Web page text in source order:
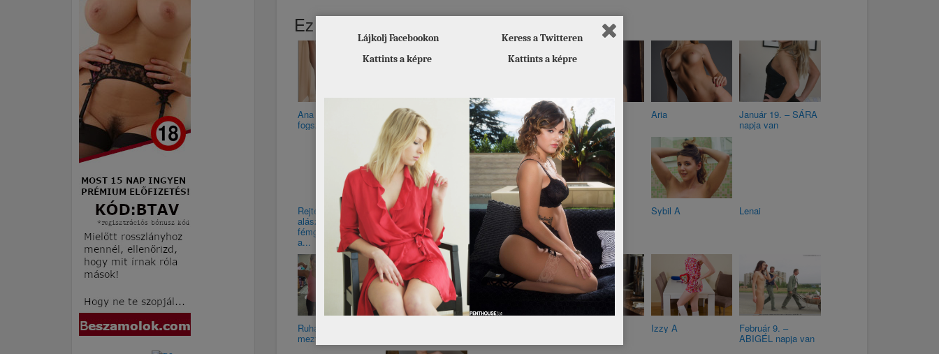
Ez is érdekelhet
Ana Foxxxtól padlót
fogsz!
Caprice Kendra Mary Lin Aria Január 19. – SÁRA
napja van
Rejtélyes, égből
alászálló
fémgömbök – mit
a...
Kaiya Lynn Mikie Hara | Videó Malinda Sybil A Lenai
Ruhában és
meztelenül..
Izzy A Február 9. –
ABIGÉL napja van
Lájkolj Facebookon
Kattints a képre
Keress a Twitteren
Kattints a képre